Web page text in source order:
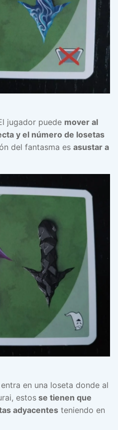
jugador puede mover al
y el número de losetas
del fantasma es asustar a
en una loseta donde al
estos se tienen que
adyacentes teniendo en